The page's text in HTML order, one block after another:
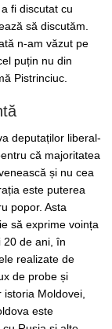
fi discutat cu
să discutăm.
n-am văzut pe
puțin nu din
Pistrinciuc.
deputaților liberal-
că majoritatea
și nu cea
este puterea
popor. Asta
să exprime voința
20 de ani, în
realizate de
de probe și
Moldovei,
este